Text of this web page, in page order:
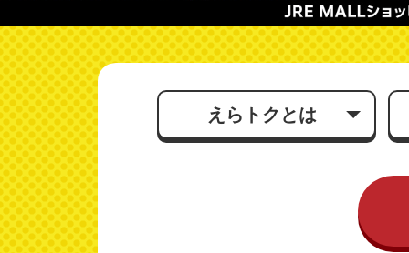
ら
ト
ク）
えらトクとは